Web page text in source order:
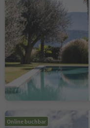
Online buchbar